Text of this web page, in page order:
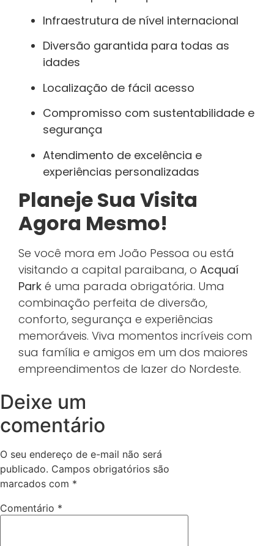
Infraestrutura de nível internacional
Diversão garantida para todas as
idades
Localização de fácil acesso
Compromisso com sustentabilidade e
segurança
Atendimento de excelência e
experiências personalizadas
Planeje Sua Visita
Agora Mesmo!
Se você mora em João Pessoa ou está
visitando a capital paraibana, o Acquaí
Park é uma parada obrigatória. Uma
combinação perfeita de diversão,
conforto, segurança e experiências
memoráveis. Viva momentos incríveis com
sua família e amigos em um dos maiores
empreendimentos de lazer do Nordeste.
Deixe um
comentário
O seu endereço de e-mail não será
publicado. Campos obrigatórios são
marcados com *
Comentário *